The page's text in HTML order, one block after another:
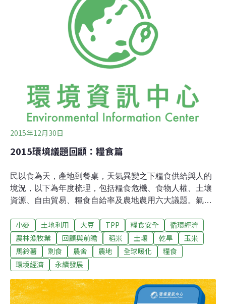
作」，並建議「盡快成立馬鈴薯學院籌備工作領導小組和
專家委員會」。報導引述雲南師範大學表示，中國農業科
學院深圳農業基因組研究所和雲南師範大學已簽署合作共
建「馬鈴薯學院」的戰略架構協議，籌備工作正在進行
2015年12月30日
2015環境議題回顧：糧食篇
民以食為天，產地到餐桌，天氣異變之下糧食供給與人的
境況，以下為年度梳理，包括糧食危機、食物人權、土壤
資源、自由貿易、糧食自給率及農地農用六大議題。氣候
2015年，其威力自6月後增強，影響澳洲、巴布亞新幾內
亞、東加、斐濟、索羅門群島、菲律賓等鄰近太平洋國家
發生極端乾旱氣候，乾旱也威脅到亞洲大陸東部、東南
亞、印度等亞洲地區，比方北韓遭逢世紀罕見旱災；同
時，索馬利亞、南蘇丹、南非、辛巴威等東部、南部非洲
國家亦旱情嚴重，導致農作物歉收糧食短缺及飢荒。樂施
會（Oxfam）指出，2015年至2016年間，高溫、乾旱等極
小麥 土地利用 大豆 TPP 糧食安全
循環經濟
農林漁牧業
回顧與前瞻 稻米 土壤 乾旱
玉米
馬鈴薯
剩食 農舍 農地 全球暖化
糧食
環境經濟
永續發展